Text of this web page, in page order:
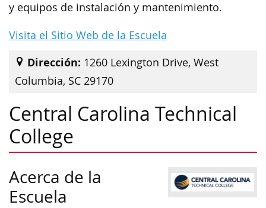
y equipos de instalación y mantenimiento.
Visita el Sitio Web de la Escuela
Dirección: 1260 Lexington Drive, West
Columbia, SC 29170
Central Carolina Technical
College
Acerca de la
Escuela